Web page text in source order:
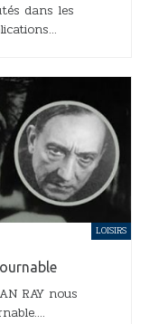
dans les
RAY nous
LOISIRS